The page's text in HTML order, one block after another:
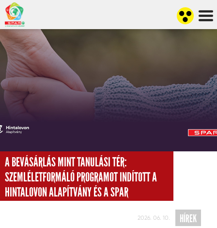
A BEVÁSÁRLÁS MINT TANULÁSI TÉR:
SZEMLÉLETFORMÁLÓ PROGRAMOT INDÍTOTT A
HINTALOVON ALAPÍTVÁNY ÉS A SPAR
2026. 06. 10. HÍREK